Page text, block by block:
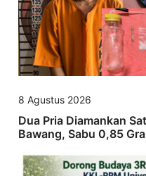
8 Agustus 2026
Dua Pria Diamankan
Bawang, Sabu 0,85